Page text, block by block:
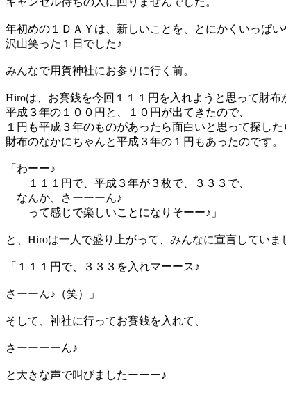
年初めの１ＤＡＹは、新しいことを、とにかくいっぱい
沢山笑った１日でした♪
みんなで用賀神社にお参りに行く前。
Hiroは、お賽銭を今回１１１円を入れようと思って財布
平成３年の１００円と、１０円が出てきたので、
１円も平成３年のものがあったら面白いと思って探した
財布のなかにちゃんと平成３年の１円もあったのです。
「わーー♪
１１１円で、平成３年が３枚で、３３３で、
なんか、さーーーん♪
って感じで楽しいことになりそーー♪」
と、Hiroは一人で盛り上がって、みんなに宣言していま
「１１１円で、３３３を入れマーース♪
さーーん♪（笑）」
そして、神社に行ってお賽銭を入れて、
さーーーーん♪
と大きな声で叫びましたーーー♪